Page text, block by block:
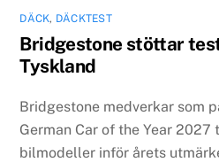
DÄCK, DÄCKTEST
Bridgestone stöttar
Tyskland
Bridgestone medverkar som
German Car of the Year
bilmodeller inför årets